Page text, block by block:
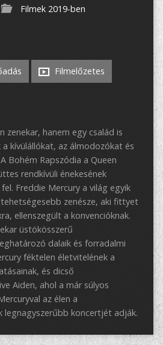
Filmek 2019-ben
Filmelőzetes
zenekar, hanem egy család is
kívülállókat, az álmodozókat és
Bohém Rapszódia a Queen
rendkívüli énekesének
Freddie Mercury a világ egyik
zenésze, aki fittyet
ellenszegült a konvencióknak.
üstökösszerű
dalaik és forradalmi
féktelen életvitelének a
és dicső
Aiden, ahol a már súlyos
az élen a
legnagyszerűbb koncertjét adják.